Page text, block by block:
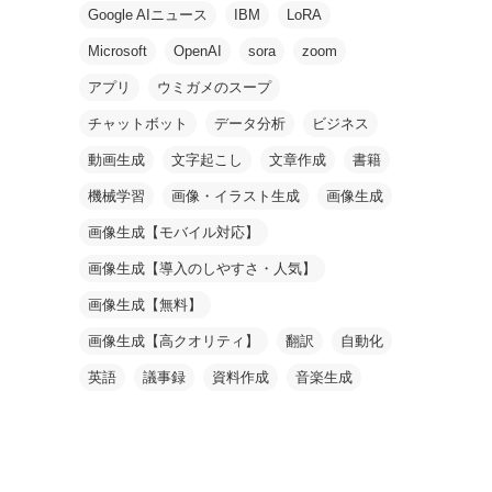
Google AIニュース IBM LoRA
Microsoft OpenAI sora zoom
アプリ ウミガメのスープ
チャットボット データ分析 ビジネス
動画生成 文字起こし 文章作成 書籍
機械学習 画像・イラスト生成 画像生成
画像生成【モバイル対応】
画像生成【導入のしやすさ・人気】
画像生成【無料】
画像生成【高クオリティ】 翻訳 自動化
英語 議事録 資料作成 音楽生成